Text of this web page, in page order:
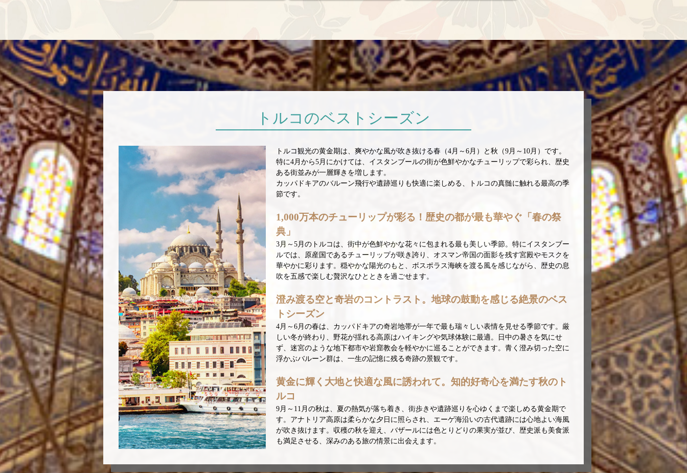
トルコのベストシーズン
トルコ観光の黄金期は、爽やかな風が吹き抜ける春（4月～6月）と秋（9月～10月）です。
特に4月から5月にかけては、イスタンブールの街が色鮮やかなチューリップで彩られ、歴史
ある街並みが一層輝きを増します。
カッパドキアのバルーン飛行や遺跡巡りも快適に楽しめる、トルコの真髄に触れる最高の季
節です。
1,000万本のチューリップが彩る！歴史の都が最も華やぐ「春の祭
典」
3月～5月のトルコは、街中が色鮮やかな花々に包まれる最も美しい季節。特にイスタンブー
ルでは、原産国であるチューリップが咲き誇り、オスマン帝国の面影を残す宮殿やモスクを
華やかに彩ります。穏やかな陽光のもと、ボスポラス海峡を渡る風を感じながら、歴史の息
吹を五感で楽しむ贅沢なひとときを過ごせます。
澄み渡る空と奇岩のコントラスト。地球の鼓動を感じる絶景のベス
トシーズン
4月～6月の春は、カッパドキアの奇岩地帯が一年で最も瑞々しい表情を見せる季節です。厳
しい冬が終わり、野花が揺れる高原はハイキングや気球体験に最適。日中の暑さを気にせ
ず、迷宮のような地下都市や岩窟教会を軽やかに巡ることができます。青く澄み切った空に
浮かぶバルーン群は、一生の記憶に残る奇跡の景観です。
黄金に輝く大地と快適な風に誘われて。知的好奇心を満たす秋のト
ルコ
9月～11月の秋は、夏の熱気が落ち着き、街歩きや遺跡巡りを心ゆくまで楽しめる黄金期で
す。アナトリア高原は柔らかな夕日に照らされ、エーゲ海沿いの古代遺跡には心地よい海風
が吹き抜けます。収穫の秋を迎え、バザールには色とりどりの果実が並び、歴史派も美食派
も満足させる、深みのある旅の情景に出会えます。